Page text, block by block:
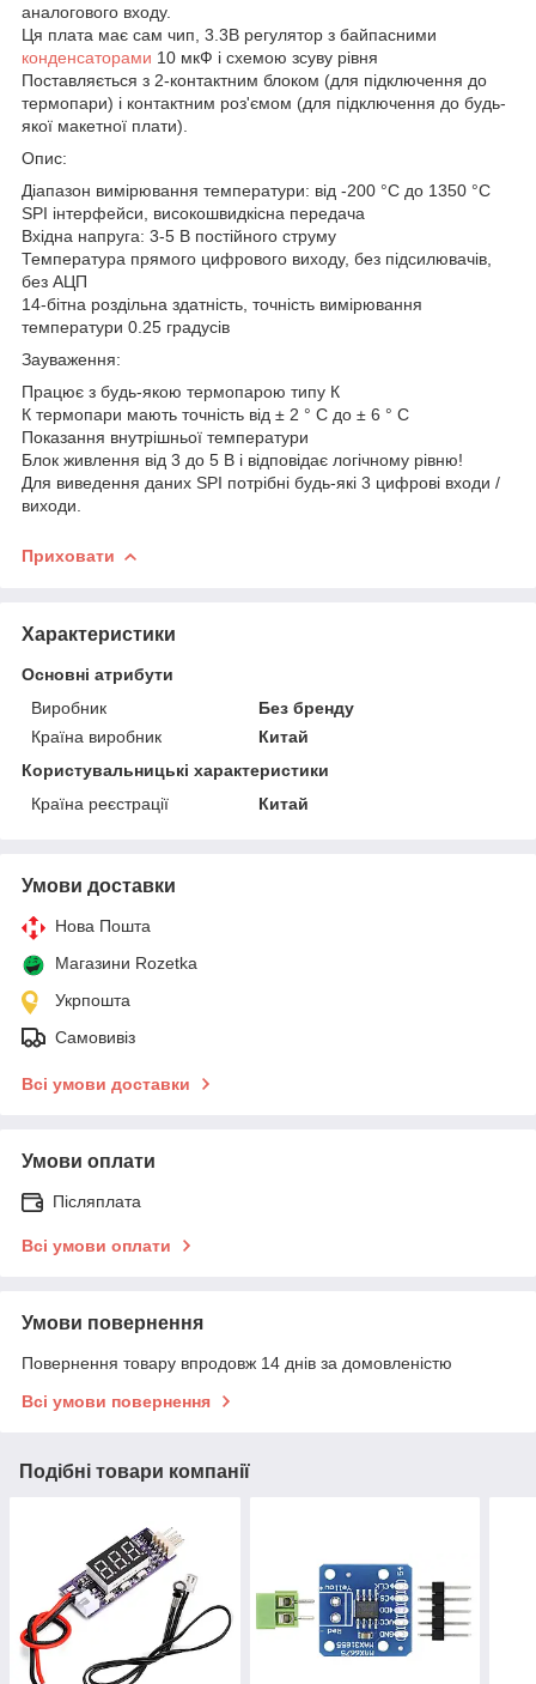
аналогового входу.
Ця плата має сам чип, 3.3В регулятор з байпасними
конденсаторами 10 мкФ і схемою зсуву рівня
Поставляється з 2-контактним блоком (для підключення до
термопари) і контактним роз'ємом (для підключення до будь-
якої макетної плати).
Опис:
Діапазон вимірювання температури: від -200 °C до 1350 °C
SPI інтерфейси, високошвидкісна передача
Вхідна напруга: 3-5 В постійного струму
Температура прямого цифрового виходу, без підсилювачів,
без АЦП
14-бітна роздільна здатність, точність вимірювання
температури 0.25 градусів
Зауваження:
Працює з будь-якою термопарою типу К
К термопари мають точність від ± 2 ° C до ± 6 ° C
Показання внутрішньої температури
Блок живлення від 3 до 5 В і відповідає логічному рівню!
Для виведення даних SPI потрібні будь-які 3 цифрові входи /
виходи.
Приховати
Характеристики
Основні атрибути
Виробник
Без бренду
Країна виробник
Китай
Користувальницькі характеристики
Країна реєстрації
Китай
Умови доставки
Нова Пошта
Магазини Rozetka
Укрпошта
Самовивіз
Всі умови доставки
Умови оплати
Післяплата
Всі умови оплати
Умови повернення
Повернення товару впродовж 14 днів за домовленістю
Всі умови повернення
Подібні товари компанії